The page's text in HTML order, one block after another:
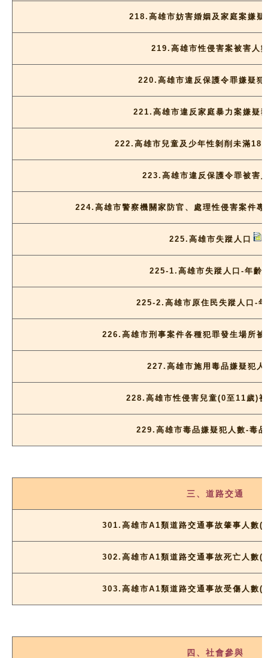
218.高雄市妨害婚姻及家庭案嫌疑
219.高雄市性侵害案被害人
220.高雄市違反 保護令罪嫌疑犯
221.高雄市違反家庭暴力案嫌疑
222.高雄市兒童及少年性剝削未滿18
223.高雄市違反保護令罪被害
224.高雄市警察機關家防官、處理性侵害案件專
225.高雄市失蹤人口
225-1.高雄市失蹤人口-年齡
225-2.高雄市原住民失蹤人口-
226.高雄市刑事案件各種犯罪發生場所被
227.高雄市施用毒品嫌疑犯人
228.高雄市性侵害兒童(0至11歲)
229.高雄市毒品嫌疑犯人數-毒
三、道路交通
301.高雄市A1類道路交通事故肇事人數(
302.高雄市A1類道路交通事故死亡人數(
303.高雄市A1類道路交通事故受傷人數(
四、社會參與